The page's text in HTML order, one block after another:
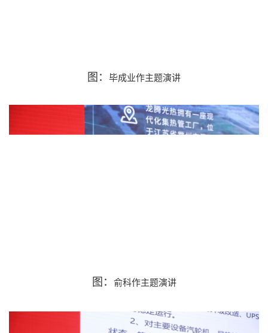
图： 毕成业作主题演讲
图： 俞科作主题演讲